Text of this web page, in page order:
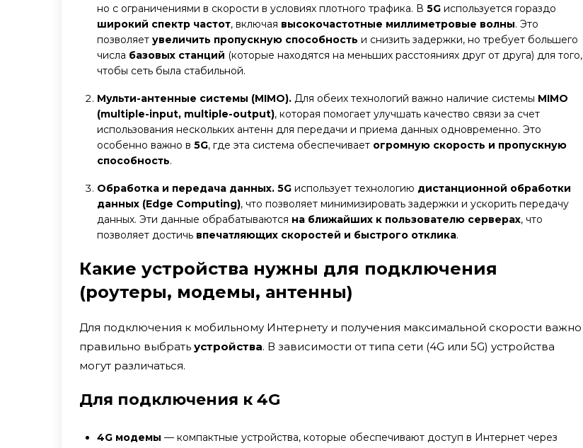
но с ограничениями в скорости в условиях плотного трафика. В 5G используется гораздо
широкий спектр частот, включая высокочастотные миллиметровые волны. Это
позволяет увеличить пропускную способность и снизить задержки, но требует большего
числа базовых станций (которые находятся на меньших расстояниях друг от друга) для того,
чтобы сеть была стабильной.
Мульти-антенные системы (MIMO). Для обеих технологий важно наличие системы MIMO
(multiple-input, multiple-output), которая помогает улучшать качество связи за счет
использования нескольких антенн для передачи и приема данных одновременно. Это
особенно важно в 5G, где эта система обеспечивает огромную скорость и пропускную
способность.
Обработка и передача данных. 5G использует технологию дистанционной обработки
данных (Edge Computing), что позволяет минимизировать задержки и ускорить передачу
данных. Эти данные обрабатываются на ближайших к пользователю серверах, что
позволяет достичь впечатляющих скоростей и быстрого отклика.
Какие устройства нужны для подключения
(роутеры, модемы, антенны)
Для подключения к мобильному Интернету и получения максимальной скорости важно
правильно выбрать устройства. В зависимости от типа сети (4G или 5G) устройства
могут различаться.
Для подключения к 4G
4G модемы — компактные устройства, которые обеспечивают доступ в Интернет через